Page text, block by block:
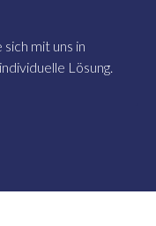
mit uns in
Lösung.